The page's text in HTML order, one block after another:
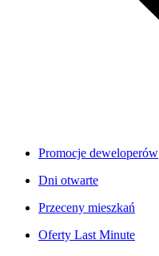
Promocje deweloperów
Dni otwarte
Przeceny mieszkań
Oferty Last Minute